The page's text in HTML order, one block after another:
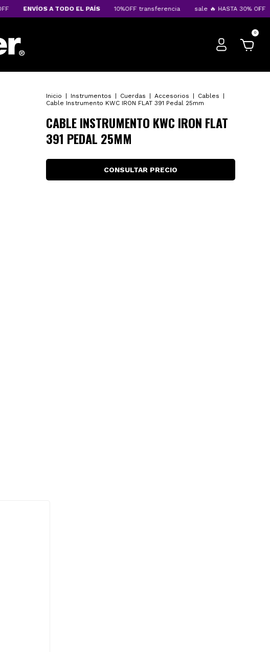
ENVÍOS A TODO EL PAÍS 10%OFF transferencia sale 🔥 HASTA 30% OFF
0
Inicio Instrumentos Cuerdas Accesorios Cables
Cable Instrumento KWC IRON FLAT 391 Pedal 25mm
CABLE INSTRUMENTO KWC IRON FLAT
391 PEDAL 25MM